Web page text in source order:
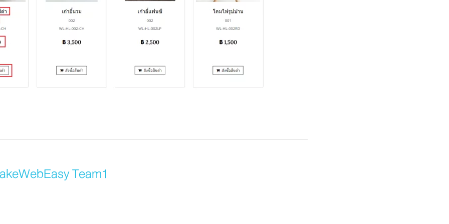
Team1